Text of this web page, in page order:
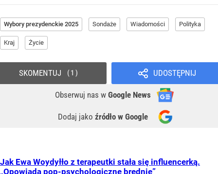
Wybory prezydenckie 2025 Sondaże Wiadomości Polityka
Kraj Życie
UDOSTĘPNIJ
Obserwuj nas w Google News
Dodaj jako źródło w Google
SKOMENTUJ 1
Jak Ewa Woydyłło z terapeutki stała się influencerką.
„Opowiada pop-psychologiczne brednie”